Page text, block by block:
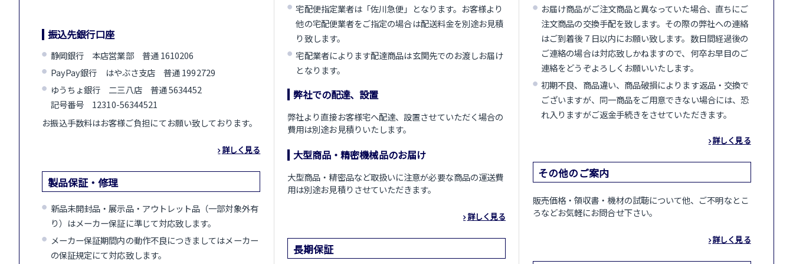
振込先銀行口座
静岡銀行 本店営業部 普通 1610206
PayPay銀行 はやぶさ支店 普通 1992729
ゆうちょ銀行 二三八店 普通 5634452
記号番号 12310-56344521
お振込手数料はお客様ご負担にてお願い致しております。
詳しく見る
製品保証・修理
新品未開封品・展示品・アウトレット品（一部対象外有
り）はメーカー保証に準じて対応致します。
メーカー保証期間内の動作不良につきましてはメーカー
の保証規定にて対応致します。
宅配便指定業者は「佐川急便」となります。お客様より
他の宅配便業者をご指定の場合は配送料金を別途お見積
り致します。
宅配業者によります配達商品は玄関先でのお渡しお届け
となります。
弊社での配達、設置
弊社より直接お客様宅へ配達、設置させていただく場合の
費用は別途お見積りいたします。
大型商品・精密機械品のお届け
大型商品・精密品など取扱いに注意が必要な商品の運送費
用は別途お見積りさせていただきます。
詳しく見る
長期保証
お届け商品がご注文商品と異なっていた場合、直ちにご
注文商品の交換手配を致します。その際の弊社への連絡
はご到着後７日以内にお願い致します。数日間経過後の
ご連絡の場合は対応致しかねますので、何卒お早目のご
連絡をどうぞよろしくお願いいたします。
初期不良、商品違い、商品破損によります返品・交換で
ございますが、同一商品をご用意できない場合には、恐
れ入りますがご返金手続きをさせていただきます。
詳しく見る
その他のご案内
販売価格・領収書・機材の試聴について他、ご不明なとこ
ろなどお気軽にお問合せ下さい。
詳しく見る